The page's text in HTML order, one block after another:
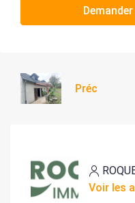
Préc
Voir les